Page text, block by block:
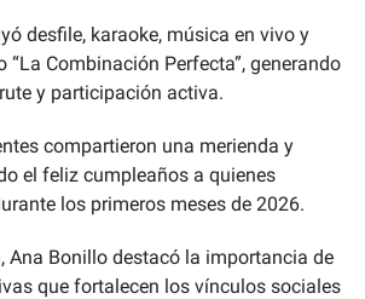
desfile, karaoke, música en vivo y
“La Combinación Perfecta”, generando
y participación activa.
compartieron una merienda y
el feliz cumpleaños a quienes
los primeros meses de 2026.
Ana Bonillo destacó la importancia de
que fortalecen los vínculos sociales